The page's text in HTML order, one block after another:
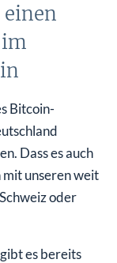
einen
Bitcoin-
Dass es auch
unseren weit
oder
es bereits